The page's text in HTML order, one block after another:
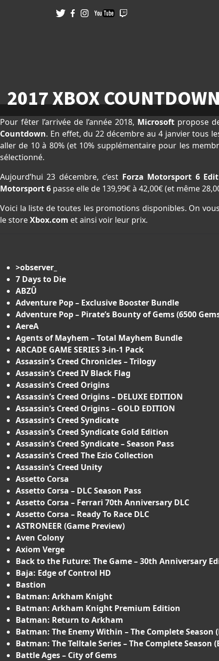
2017 XBOX
Pour fêter l’arrivée de l’année 2018, Microsoft propose
Countdown. En effet, du 22 décembre au 4 janvier tous
aller de 10 à 80% (et 10% supplémentaire pour les
sélectionné.
Aujourd’hui 23 décembre, c’est Forza Motorsport 6
Motorsport 6 passe elle de 139,99€ à 42,00€ (et même
Voici la liste de toutes les promotions disponibles. On
le storeXbox.com et ainsi voir leur prix.
>observer_
7 Days to Die
ABZÛ
Adventure Pop – Exclusive Booster Bundle
Adventure Pop – Pirate’s Bounty of Gems (6500
AereA
Agents of Mayhem – Total Mayhem Bundle
ARCADE GAME SERIES 3-in-1 Pack
Assassin’s Creed Chronicles – Trilogy
Assassin’s Creed IV Black Flag
Assassin’s Creed Origins
Assassin’s Creed Origins – DELUXE EDITION
Assassin’s Creed Origins – GOLD EDITION
Assassin’s Creed Syndicate
Assassin’s Creed Syndicate Gold Edition
Assassin’s Creed Syndicate – Season Pass
Assassin’s Creed The Ezio Collection
Assassin’s Creed Unity
Assetto Corsa
Assetto Corsa – DLC Season Pass
Assetto Corsa – Ferrari 70th Anniversary DLC
Assetto Corsa – Ready To Race DLC
ASTRONEER (Game Preview)
Aven Colony
Axiom Verge
Back to the Future: The Game – 30th Anniversary
Baja: Edge of Control HD
Bastion
Batman: Arkham Knight
Batman: Arkham Knight Premium Edition
Batman: Return to Arkham
Batman: The Enemy Within – The Complete Season
Batman: The Telltale Series – The Complete Season
Battle Ages – City of Gems